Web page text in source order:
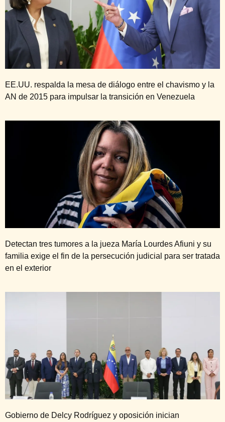
EE.UU. respalda la mesa de diálogo entre el chavismo y la
AN de 2015 para impulsar la transición en Venezuela
Detectan tres tumores a la jueza María Lourdes Afiuni y su
familia exige el fin de la persecución judicial para ser tratada
en el exterior
Gobierno de Delcy Rodríguez y oposición inician